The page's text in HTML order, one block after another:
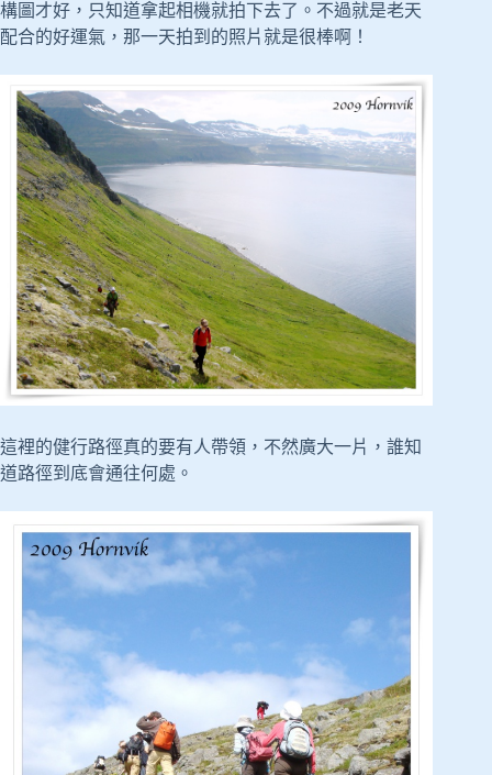
構圖才好，只知道拿起相機就拍下去了。不過就是老天
配合的好運氣，那一天拍到的照片就是很棒啊！
這裡的健行路徑真的要有人帶領，不然廣大一片，誰知
道路徑到底會通往何處。